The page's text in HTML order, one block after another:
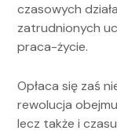
czasowych
zatrudnionych
praca-życie.
Opłaca się zaś
rewolucja
lecz także i